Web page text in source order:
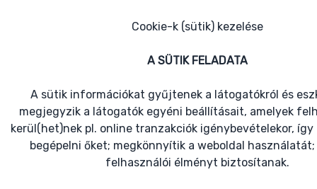
Cookie-k (sütik) kezelése
A SÜTIK FELADATA
A sütik információkat gyűjtenek a látogatókról és
megjegyzik a látogatók egyéni beállításait, amelyek
kerül(het)nek pl. online tranzakciók igénybevételekor, így
begépelni őket; megkönnyítik a weboldal
felhasználói élményt biztosítanak.